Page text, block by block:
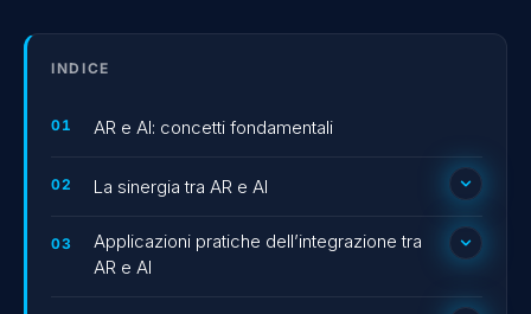
INDICE
AR e AI: concetti fondamentali
La sinergia tra AR e AI
Benefici della sinergia AR e AI
Applicazioni pratiche dell’integrazione tra
AR e AI